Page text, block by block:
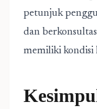
petunjuk
dan
memiliki kondisi